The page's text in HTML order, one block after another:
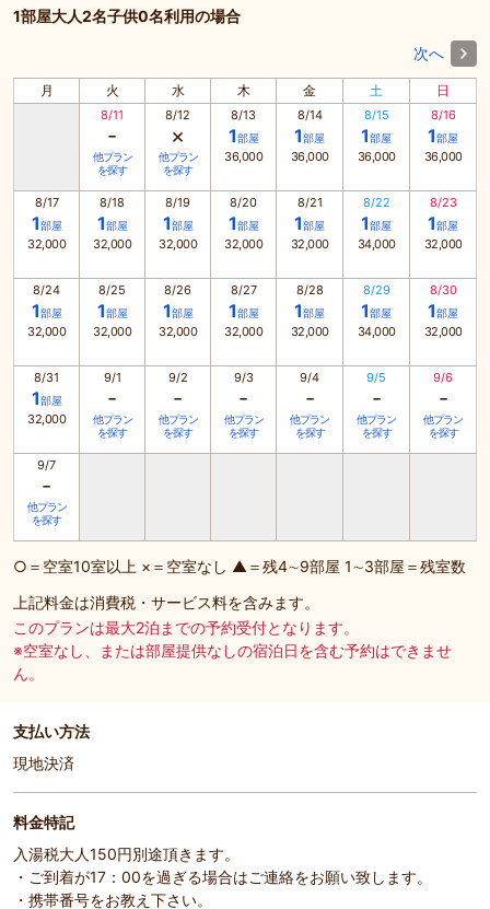
1部屋大人2名子供0名利用の場合
次へ
月 火 水 木 金 土 日
8/11
-
他プラン
を探す
8/12
×
他プラン
を探す
8/13
1部屋
36,000
8/14
1部屋
36,000
8/15
1部屋
36,000
8/16
1部屋
36,000
8/17
1部屋
32,000
8/18
1部屋
32,000
8/19
1部屋
32,000
8/20
1部屋
32,000
8/21
1部屋
32,000
8/22
1部屋
34,000
8/23
1部屋
32,000
8/24
1部屋
32,000
8/25
1部屋
32,000
8/26
1部屋
32,000
8/27
1部屋
32,000
8/28
1部屋
32,000
8/29
1部屋
34,000
8/30
1部屋
32,000
8/31
1部屋
32,000
9/1
-
他プラン
を探す
9/2
-
他プラン
を探す
9/3
-
他プラン
を探す
9/4
-
他プラン
を探す
9/5
-
他プラン
を探す
9/6
-
他プラン
を探す
9/7
-
他プラン
を探す
○＝空室10室以上 ×＝空室なし ▲＝残4∼9部屋 1∼3部屋＝残室数
上記料金は消費税・サービス料を含みます。
このプランは最大2泊までの予約受付となります。
※空室なし、または部屋提供なしの宿泊日を含む予約はできませ
ん。
支払い方法
現地決済
料金特記
入湯税大人150円別途頂きます。
・ご到着が17：00を過ぎる場合はご連絡をお願い致します。
・携帯番号をお教え下さい。